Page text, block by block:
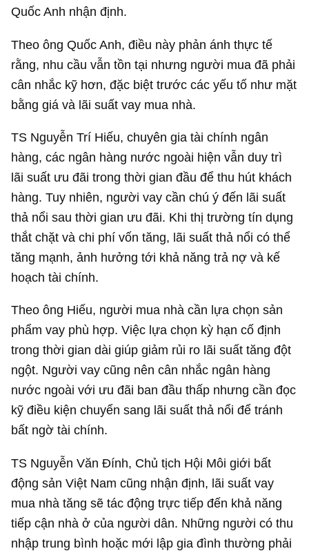
Quốc Anh nhận định.
Theo ông Quốc Anh, điều này phản ánh thực tế
rằng, nhu cầu vẫn tồn tại nhưng người mua đã phải
cân nhắc kỹ hơn, đặc biệt trước các yếu tố như mặt
bằng giá và lãi suất vay mua nhà.
TS Nguyễn Trí Hiếu, chuyên gia tài chính ngân
hàng, các ngân hàng nước ngoài hiện vẫn duy trì
lãi suất ưu đãi trong thời gian đầu để thu hút khách
hàng. Tuy nhiên, người vay cần chú ý đến lãi suất
thả nổi sau thời gian ưu đãi. Khi thị trường tín dụng
thắt chặt và chi phí vốn tăng, lãi suất thả nổi có thể
tăng mạnh, ảnh hưởng tới khả năng trả nợ và kế
hoạch tài chính.
Theo ông Hiếu, người mua nhà cần lựa chọn sản
phẩm vay phù hợp. Việc lựa chọn kỳ hạn cố định
trong thời gian dài giúp giảm rủi ro lãi suất tăng đột
ngột. Người vay cũng nên cân nhắc ngân hàng
nước ngoài với ưu đãi ban đầu thấp nhưng cần đọc
kỹ điều kiện chuyển sang lãi suất thả nổi để tránh
bất ngờ tài chính.
TS Nguyễn Văn Đính, Chủ tịch Hội Môi giới bất
động sản Việt Nam cũng nhận định, lãi suất vay
mua nhà tăng sẽ tác động trực tiếp đến khả năng
tiếp cận nhà ở của người dân. Những người có thu
nhập trung bình hoặc mới lập gia đình thường phải